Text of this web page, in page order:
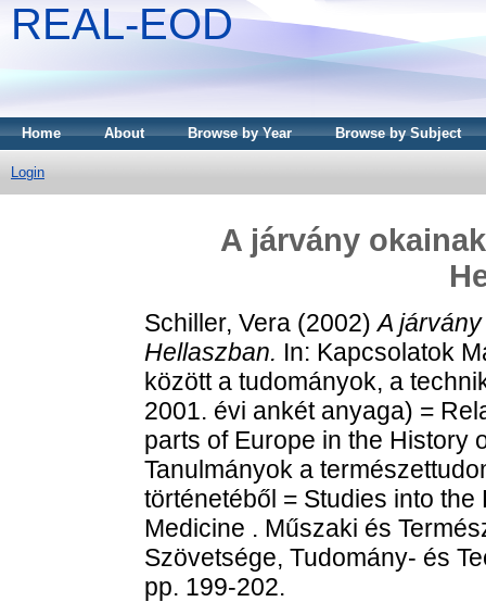
REAL-EOD
Home About Browse by Year Browse by Subject
Login
A járvány
Schiller, Vera (2002)A
Hellaszban. In: Kapcsolatok
között a tudományok, a
2001. évi ankét anyaga) =
parts of Europe in the History
Tanulmányok a
történetéből = Studies into
Medicine . Műszaki és
Szövetsége, Tudomány- és
pp. 199-202.